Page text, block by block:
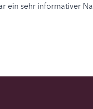
ein sehr informativer